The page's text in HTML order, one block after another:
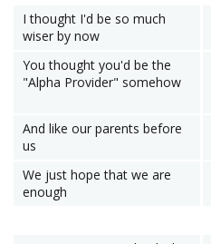
I thought I'd be so much
wiser by now
You thought you'd be the
"Alpha Provider" somehow
And like our parents before
us
We just hope that we are
enough